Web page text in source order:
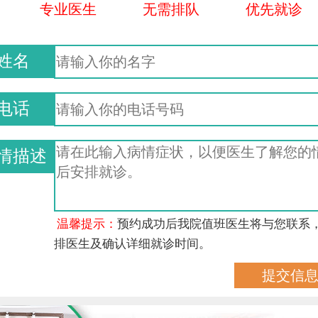
专业医生 无需排队 优先就诊
名
话
描述
温馨提示：预约成功后我院值班医生将与您联系
排医生及确认详细就诊时间。